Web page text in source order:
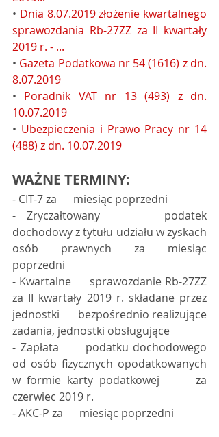
• Dnia 8.07.2019 złożenie kwartalnego
sprawozdania Rb-27ZZ za II kwartały
2019 r. - ...
• Gazeta Podatkowa nr 54 (1616) z dn.
8.07.2019
• Poradnik VAT nr 13 (493) z dn.
10.07.2019
• Ubezpieczenia i Prawo Pracy nr 14
(488) z dn. 10.07.2019
WAŻNE TERMINY:
- CIT-7 za      miesiąc poprzedni
- Zryczałtowany      podatek
dochodowy z tytułu udziału w zyskach
osób prawnych za miesiąc
poprzedni
- Kwartalne      sprawozdanie Rb-27ZZ
za II kwartały 2019 r. składane przez
jednostki      bezpośrednio realizujące
zadania, jednostki obsługujące
- Zapłata      podatku dochodowego
od osób fizycznych opodatkowanych
w formie karty podatkowej      za
czerwiec 2019 r.
- AKC-P za      miesiąc poprzedni